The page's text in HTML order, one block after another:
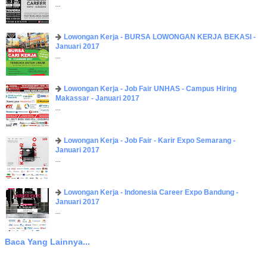
...
Lowongan Kerja - BURSA LOWONGAN KERJA BEKASI -
Januari 2017
...
Lowongan Kerja - Job Fair UNHAS - Campus Hiring
Makassar - Januari 2017
...
Lowongan Kerja - Job Fair - Karir Expo Semarang -
Januari 2017
...
Lowongan Kerja - Indonesia Career Expo Bandung -
Januari 2017
...
Baca Yang Lainnya...